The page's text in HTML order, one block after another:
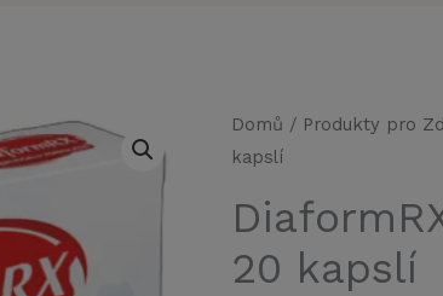
Domů / Produkty pro
kapslí
20 kapslí
DiaformRX
doplněk
stravy
20
kapslí